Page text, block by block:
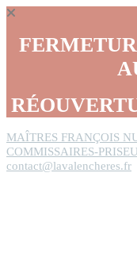
MAÎTRES FRANÇOIS
COMMISSAIRES-
contact@lavalencheres.fr
Panneau de gestion des